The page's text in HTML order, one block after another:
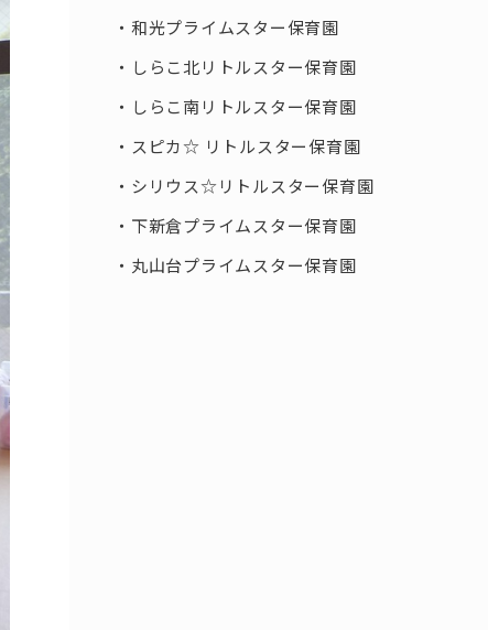
和光プライムスター保育園
しらこ北リトルスター保育園
しらこ南リトルスター保育園
スピカ☆ リトルスター保育園
シリウス☆リトルスター保育園
下新倉プライムスター保育園
丸山台プライムスター保育園